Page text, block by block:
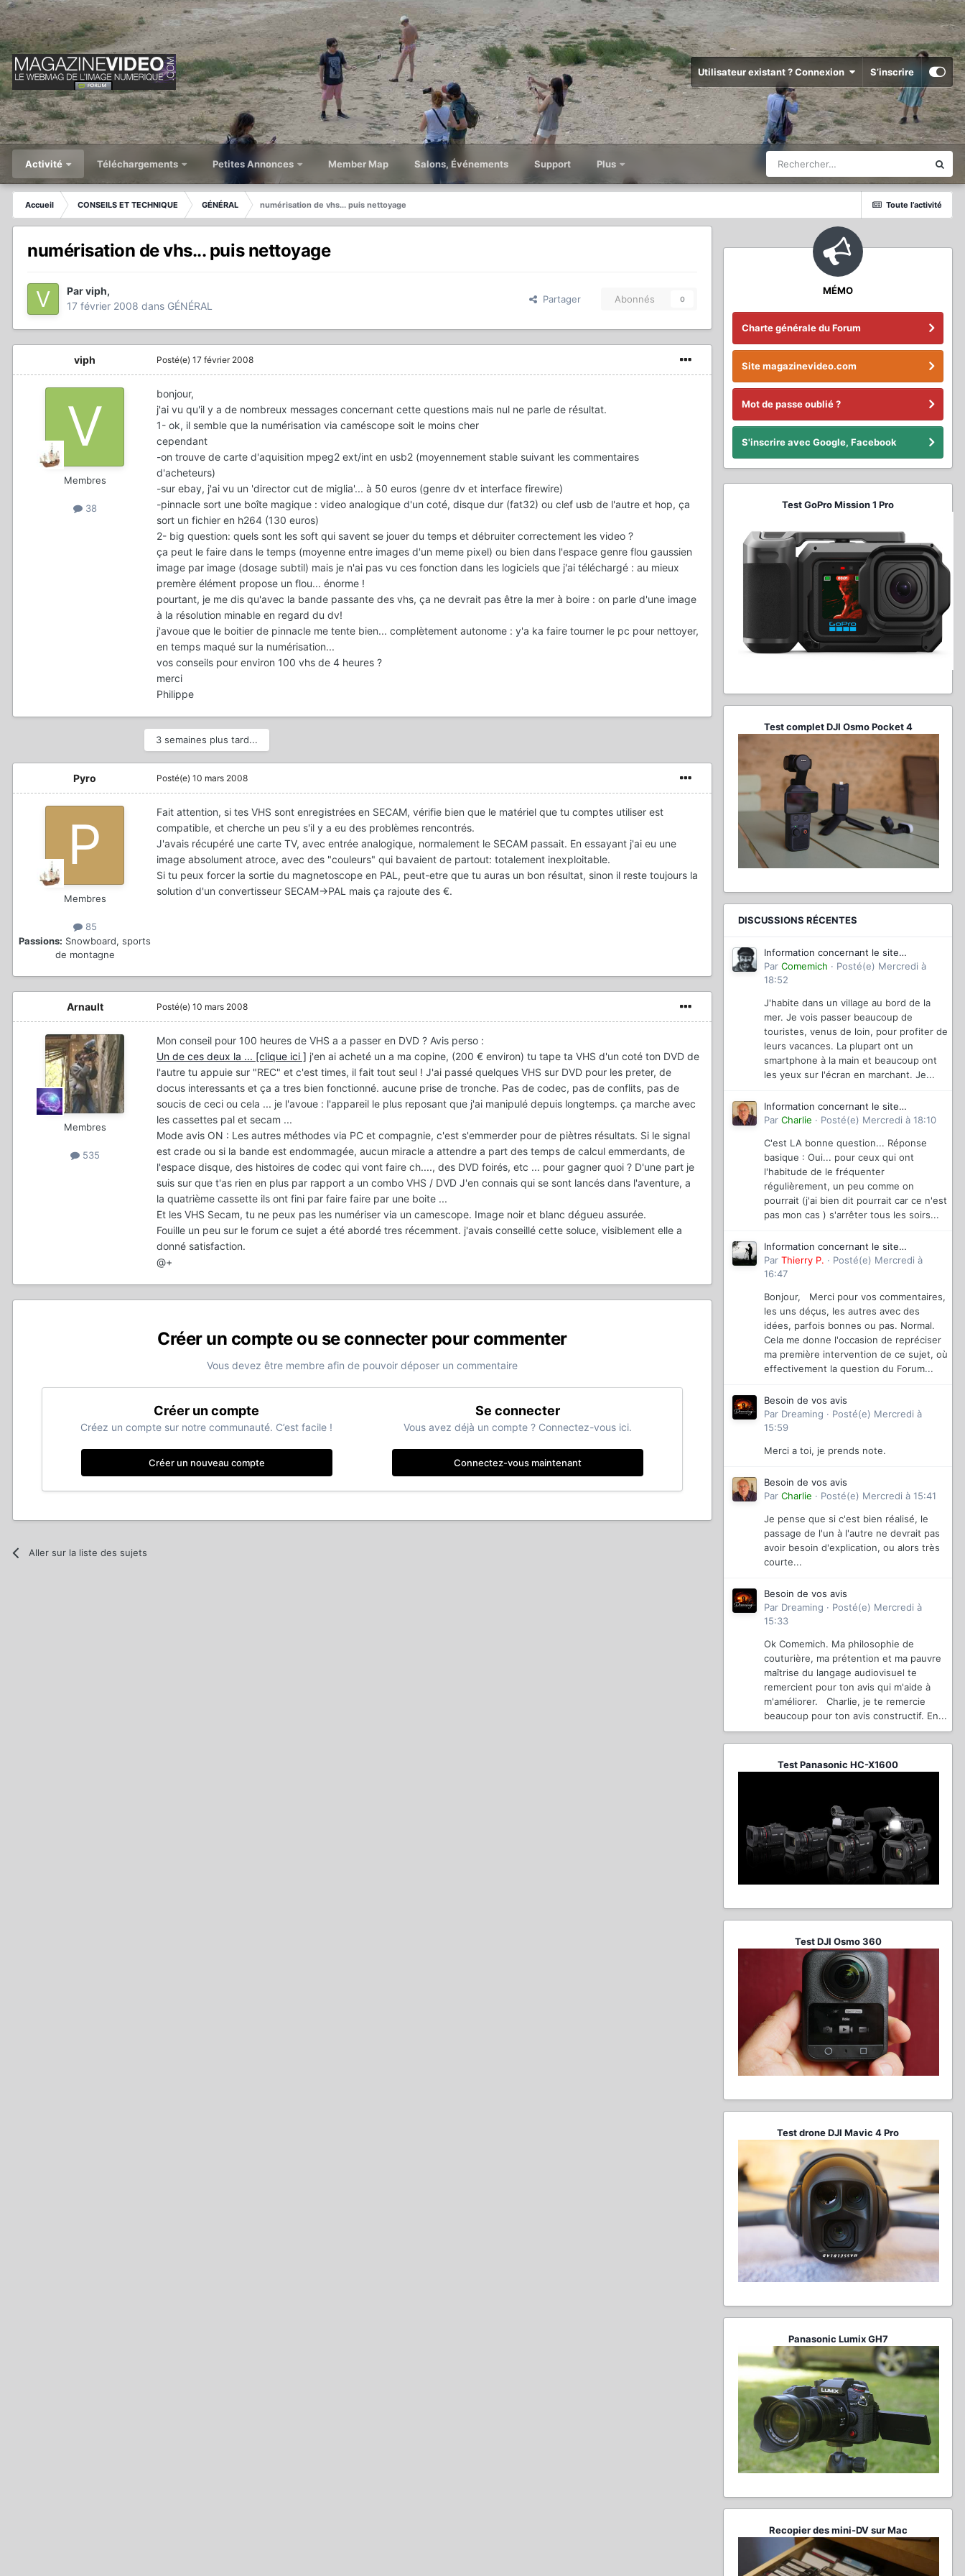
Utilisateur existant ? Connexion S’inscrire
Activité Téléchargements Petites Annonces Member Map Salons, Événements Support Plus
Toute l’activité
Accueil CONSEILS ET TECHNIQUE GÉNÉRAL numérisation de vhs... puis nettoyage
numérisation de vhs... puis nettoyage
Parviph,
17 février 2008 dans GÉNÉRAL
Partager Abonnés 0
viph
Membres
38
Posté(e) 17 février 2008
bonjour,
j'ai vu qu'il y a de nombreux messages concernant cette questions mais nul ne parle de résultat.
1- ok, il semble que la numérisation via caméscope soit le moins cher
cependant
-on trouve de carte d'aquisition mpeg2 ext/int en usb2 (moyennement stable suivant les commentaires
d'acheteurs)
-sur ebay, j'ai vu un 'director cut de miglia'... à 50 euros (genre dv et interface firewire)
-pinnacle sort une boîte magique : video analogique d'un coté, disque dur (fat32) ou clef usb de l'autre et hop, ça
sort un fichier en h264 (130 euros)
2- big question: quels sont les soft qui savent se jouer du temps et débruiter correctement les video ?
ça peut le faire dans le temps (moyenne entre images d'un meme pixel) ou bien dans l'espace genre flou gaussien
image par image (dosage subtil) mais je n'ai pas vu ces fonction dans les logiciels que j'ai téléchargé : au mieux
premère élément propose un flou... énorme !
pourtant, je me dis qu'avec la bande passante des vhs, ça ne devrait pas être la mer à boire : on parle d'une image
à la résolution minable en regard du dv!
j'avoue que le boitier de pinnacle me tente bien... complètement autonome : y'a ka faire tourner le pc pour nettoyer,
en temps maqué sur la numérisation...
vos conseils pour environ 100 vhs de 4 heures ?
merci
Philippe
3 semaines plus tard...
Pyro
Membres
85
Passions: Snowboard, sports
de montagne
Posté(e) 10 mars 2008
Fait attention, si tes VHS sont enregistrées en SECAM, vérifie bien que le matériel que tu comptes utiliser est
compatible, et cherche un peu s'il y a eu des problèmes rencontrés.
J'avais récupéré une carte TV, avec entrée analogique, normalement le SECAM passait. En essayant j'ai eu une
image absolument atroce, avec des "couleurs" qui bavaient de partout: totalement inexploitable.
Si tu peux forcer la sortie du magnetoscope en PAL, peut-etre que tu auras un bon résultat, sinon il reste toujours la
solution d'un convertisseur SECAM->PAL mais ça rajoute des €.
Arnault
Membres
535
Posté(e) 10 mars 2008
Mon conseil pour 100 heures de VHS a a passer en DVD ? Avis perso :
Un de ces deux la ... [clique ici ] j'en ai acheté un a ma copine, (200 € environ) tu tape ta VHS d'un coté ton DVD de
l'autre tu appuie sur "REC" et c'est times, il fait tout seul ! J'ai passé quelques VHS sur DVD pour les preter, de
docus interessants et ça a tres bien fonctionné. aucune prise de tronche. Pas de codec, pas de conflits, pas de
soucis de ceci ou cela ... je l'avoue : l'appareil le plus reposant que j'ai manipulé depuis longtemps. ça marche avec
les cassettes pal et secam ...
Mode avis ON : Les autres méthodes via PC et compagnie, c'est s'emmerder pour de piètres résultats. Si le signal
est crade ou si la bande est endommagée, aucun miracle a attendre a part des temps de calcul emmerdants, de
l'espace disque, des histoires de codec qui vont faire ch...., des DVD foirés, etc ... pour gagner quoi ? D'une part je
suis sur que t'as rien en plus par rapport a un combo VHS / DVD J'en connais qui se sont lancés dans l'aventure, a
la quatrième cassette ils ont fini par faire faire par une boite ...
Et les VHS Secam, tu ne peux pas les numériser via un camescope. Image noir et blanc dégueu assurée.
Fouille un peu sur le forum ce sujet a été abordé tres récemment. j'avais conseillé cette soluce, visiblement elle a
donné satisfaction.
@+
Créer un compte ou se connecter pour commenter
Vous devez être membre afin de pouvoir déposer un commentaire
Créer un compte
Créez un compte sur notre communauté. C’est facile !
Créer un nouveau compte
Se connecter
Vous avez déjà un compte ? Connectez-vous ici.
Connectez-vous maintenant
Aller sur la liste des sujets
MÉMO
Charte générale du Forum
Site magazinevideo.com
Mot de passe oublié ?
S'inscrire avec Google, Facebook
Test GoPro Mission 1 Pro
Test complet DJI Osmo Pocket 4
DISCUSSIONS RÉCENTES
Information concernant le site
magazinevideo
Par Comemich · Posté(e) Mercredi à
18:52
J'habite dans un village au bord de la
mer. Je vois passer beaucoup de
touristes, venus de loin, pour profiter de
leurs vacances. La plupart ont un
smartphone à la main et beaucoup ont
les yeux sur l'écran en marchant. Je...
Information concernant le site
magazinevideo
Par Charlie · Posté(e) Mercredi à 18:10
C'est LA bonne question... Réponse
basique : Oui... pour ceux qui ont
l'habitude de le fréquenter
régulièrement, un peu comme on
pourrait (j'ai bien dit pourrait car ce n'est
pas mon cas ) s'arrêter tous les soirs...
Information concernant le site
magazinevideo
Par Thierry P. · Posté(e) Mercredi à
16:47
Bonjour, Merci pour vos commentaires,
les uns déçus, les autres avec des
idées, parfois bonnes ou pas. Normal.
Cela me donne l'occasion de repréciser
ma première intervention de ce sujet, où
effectivement la question du Forum...
Besoin de vos avis
Par Dreaming · Posté(e) Mercredi à
15:59
Merci a toi, je prends note.
Besoin de vos avis
Par Charlie · Posté(e) Mercredi à 15:41
Je pense que si c'est bien réalisé, le
passage de l'un à l'autre ne devrait pas
avoir besoin d'explication, ou alors très
courte...
Besoin de vos avis
Par Dreaming · Posté(e) Mercredi à
15:33
Ok Comemich. Ma philosophie de
couturière, ma prétention et ma pauvre
maîtrise du langage audiovisuel te
remercient pour ton avis qui m'aide à
m'améliorer. Charlie, je te remercie
beaucoup pour ton avis constructif. En...
Test Panasonic HC-X1600
Test DJI Osmo 360
Test drone DJI Mavic 4 Pro
Panasonic Lumix GH7
Recopier des mini-DV sur Mac